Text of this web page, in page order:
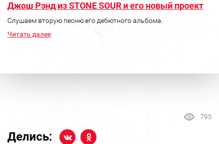
Джош Рэнд из STONE SOUR и его новый проект
Слушаем вторую песню его дебютного альбома.
Читать далее
795
Делись: